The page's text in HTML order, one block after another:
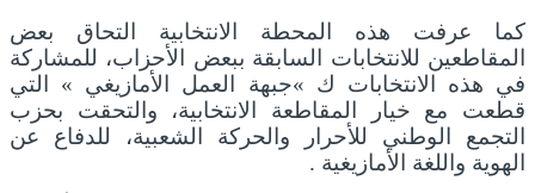
كما عرفت هذه المحطة الانتخابية التحاق بعض
المقاطعين للانتخابات السابقة ببعض الأحزاب، للمشاركة
في هذه الانتخابات ك »جبهة العمل الأمازيغي » التي
قطعت مع خيار المقاطعة الانتخابية، والتحقت بحزب
التجمع الوطني للأحرار والحركة الشعبية، للدفاع عن
الهوية واللغة الأمازيغية .